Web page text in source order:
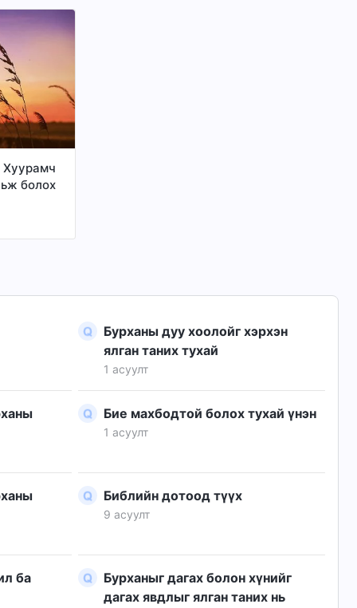
л
чадна”
би
вэ?
замаар
бэ?
Хуурамч
болох
Бурханы дуу хоолойг хэрхэн
ялган таних тухай
1 асуулт
Бие махбодтой болох тухай үнэн
1 асуулт
Библийн дотоод түүх
9 асуулт
ба
Бурханыг дагах болон хүнийг
дагах явдлыг ялган таних нь